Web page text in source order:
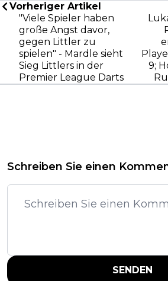
Vorheriger Artikel
"Viele Spieler haben
große Angst davor,
gegen Littler zu
spielen" - Mardle sieht
Sieg Littlers in der
Premier League Darts
9;
Schreiben Sie einen
SENDEN